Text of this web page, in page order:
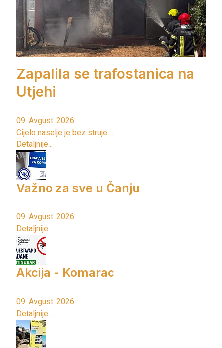
Zapalila se trafostanica na
Utjehi
09. Avgust. 2026.
Cijelo naselje je bez struje ...
Detaljnije...
Važno za sve u Čanju
09. Avgust. 2026.
Detaljnije...
Akcija - Komarac
09. Avgust. 2026.
Detaljnije...